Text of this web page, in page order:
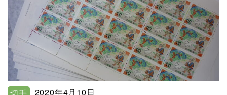
2020年4月10日